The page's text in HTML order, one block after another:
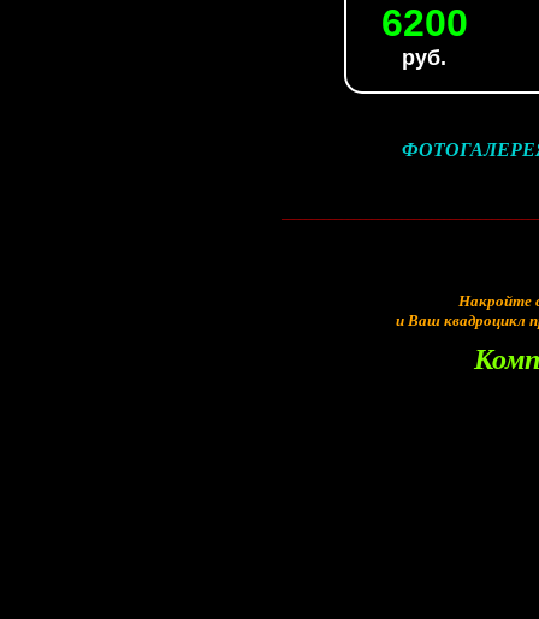
6200
руб.
ФОТОГАЛЕРЕЯ.
Накройте
и Ваш квадроцикл